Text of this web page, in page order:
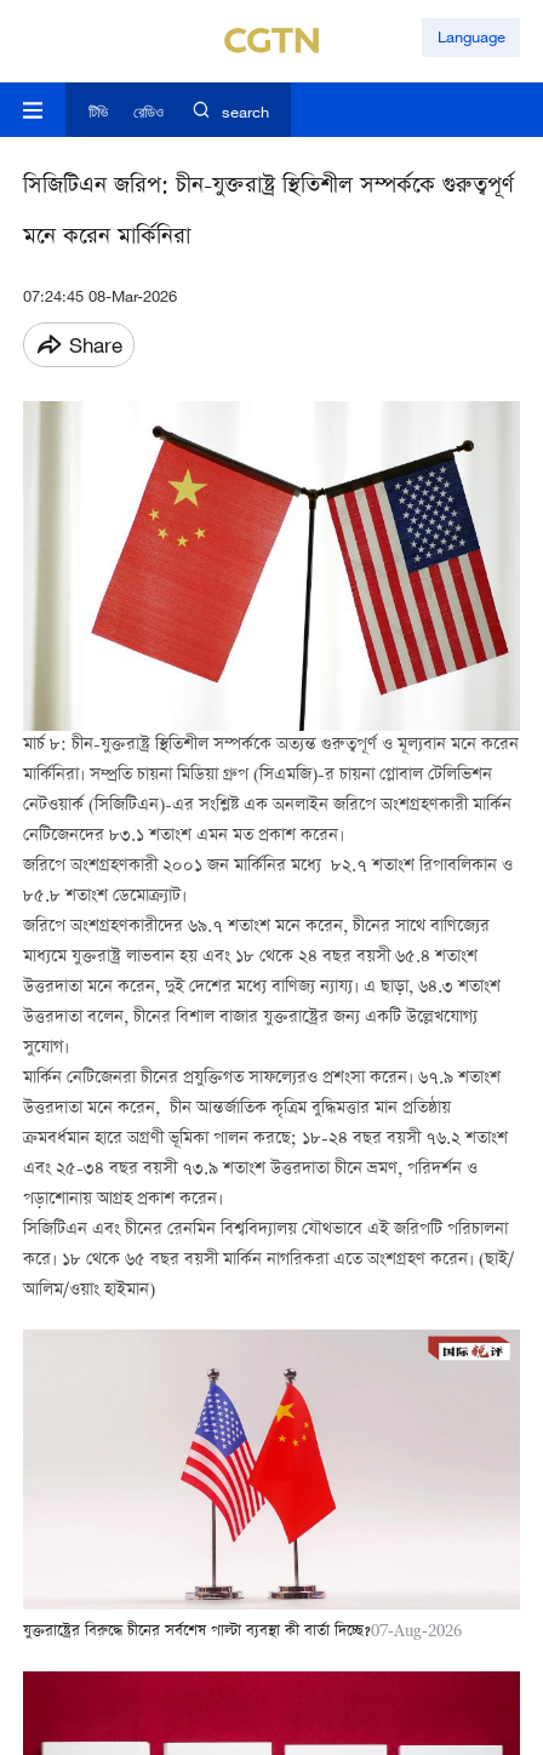
Language
টিভি রেডিও search
সিজিটিএন জরিপ: চীন-যুক্তরাষ্ট্র স্থিতিশীল সম্পর্ককে গুরুত্বপূর্ণ
মনে করেন মার্কিনিরা
07:24:45 08-Mar-2026
Share
মার্চ ৮: চীন-যুক্তরাষ্ট্র স্থিতিশীল সম্পর্ককে অত্যন্ত গুরুত্বপূর্ণ ও মূল্যবান মনে করেন
মার্কিনিরা। সম্প্রতি চায়না মিডিয়া গ্রুপ (সিএমজি)-র চায়না গ্লোবাল টেলিভিশন
নেটওয়ার্ক (সিজিটিএন)-এর সংশ্লিষ্ট এক অনলাইন জরিপে অংশগ্রহণকারী মার্কিন
নেটিজেনদের ৮৩.১ শতাংশ এমন মত প্রকাশ করেন।
জরিপে অংশগ্রহণকারী ২০০১ জন মার্কিনির মধ্যে ৮২.৭ শতাংশ রিপাবলিকান ও
৮৫.৮ শতাংশ ডেমোক্র্যাট।
জরিপে অংশগ্রহণকারীদের ৬৯.৭ শতাংশ মনে করেন, চীনের সাথে বাণিজ্যের
মাধ্যমে যুক্তরাষ্ট্র লাভবান হয় এবং ১৮ থেকে ২৪ বছর বয়সী ৬৫.৪ শতাংশ
উত্তরদাতা মনে করেন, দুই দেশের মধ্যে বাণিজ্য ন্যায্য। এ ছাড়া, ৬৪.৩ শতাংশ
উত্তরদাতা বলেন, চীনের বিশাল বাজার যুক্তরাষ্ট্রের জন্য একটি উল্লেখযোগ্য
সুযোগ।
মার্কিন নেটিজেনরা চীনের প্রযুক্তিগত সাফল্যেরও প্রশংসা করেন। ৬৭.৯ শতাংশ
উত্তরদাতা মনে করেন, চীন আন্তর্জাতিক কৃত্রিম বুদ্ধিমত্তার মান প্রতিষ্ঠায়
ক্রমবর্ধমান হারে অগ্রণী ভূমিকা পালন করছে; ১৮-২৪ বছর বয়সী ৭৬.২ শতাংশ
এবং ২৫-৩৪ বছর বয়সী ৭৩.৯ শতাংশ উত্তরদাতা চীনে ভ্রমণ, পরিদর্শন ও
পড়াশোনায় আগ্রহ প্রকাশ করেন।
সিজিটিএন এবং চীনের রেনমিন বিশ্ববিদ্যালয় যৌথভাবে এই জরিপটি পরিচালনা
করে। ১৮ থেকে ৬৫ বছর বয়সী মার্কিন নাগরিকরা এতে অংশগ্রহণ করেন। (ছাই/
আলিম/ওয়াং হাইমান)
যুক্তরাষ্ট্রের বিরুদ্ধে চীনের সর্বশেষ পাল্টা ব্যবস্থা কী বার্তা দিচ্ছে?07-Aug-2026